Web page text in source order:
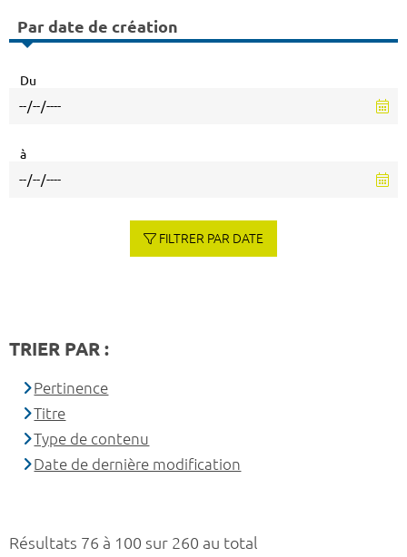
Résultats 76 à 100 sur 260 au total
Par date de création
Du
à
FILTRER PAR DATE
TRIER PAR :
Pertinence
Titre
Type de contenu
Date de dernière modification